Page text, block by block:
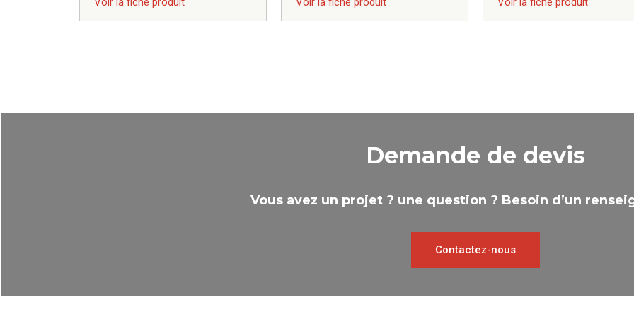
Demande de devis
Vous avez un projet ? une question ? Besoin d’un
Contactez-nous